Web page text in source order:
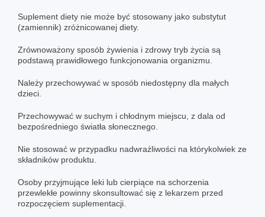
Suplement diety nie może być stosowany jako substytut
(zamiennik) zróżnicowanej diety.
Zrównoważony sposób żywienia i zdrowy tryb życia są
podstawą prawidłowego funkcjonowania organizmu.
Należy przechowywać w sposób niedostępny dla małych
dzieci.
Przechowywać w suchym i chłodnym miejscu, z dala od
bezpośredniego światła słonecznego.
Nie stosować w przypadku nadwrażliwości na którykolwiek ze
składników produktu.
Osoby przyjmujące leki lub cierpiące na schorzenia
przewlekłe powinny skonsultować się z lekarzem przed
rozpoczęciem suplementacji.